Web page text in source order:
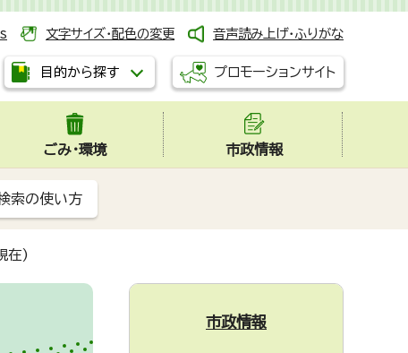
文字サイズ・配色の変更 音声読み上げ・ふりがな
目的から探す プロモーションサイト
ごみ・環境 市政情報
索の使い方
在)
市政情報